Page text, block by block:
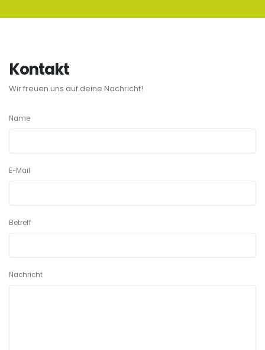
Kontakt
Wir freuen uns auf deine Nachricht!
Name
E-Mail
Betreff
Nachricht